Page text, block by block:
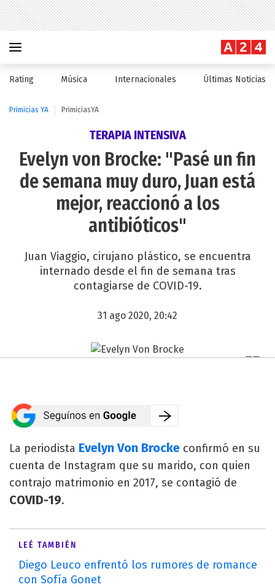
Rating Música Internacionales Últimas Noticias
Primicias YA PrimiciasYA
TERAPIA INTENSIVA
Evelyn von Brocke: "Pasé un fin
de semana muy duro, Juan está
mejor, reaccionó a los
antibióticos"
Juan Viaggio, cirujano plástico, se encuentra
internado desde el fin de semana tras
contagiarse de COVID-19.
31 ago 2020, 20:42
La periodista Evelyn Von Brocke confirmó en su
cuenta de Instagram que su marido, con quien
contrajo matrimonio en 2017, se contagió de
COVID-19.
LEÉ TAMBIÉN
Diego Leuco enfrentó los rumores de romance
con Sofía Gonet